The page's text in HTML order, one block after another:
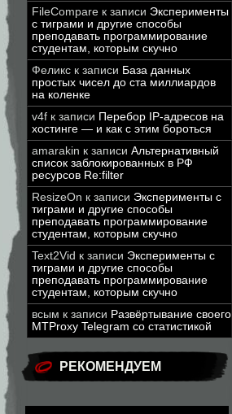
FileCompare к записи Эксперименты
с тиграми и другие способы
преподавать программирование
студентам, которым скучно
Феликс к записи База данных
простых чисел до ста миллиардов
на коленке
v4f к записи Перебор IP-адресов на
хостинге — и как с этим бороться
amarakin к записи Альтернативный
список заблокированных в РФ
ресурсов Re:filter
ResizeOn к записи Эксперименты с
тиграми и другие способы
преподавать программирование
студентам, которым скучно
Text2Vid к записи Эксперименты с
тиграми и другие способы
преподавать программирование
студентам, которым скучно
всым к записи Развёртывание своего
MTProxy Telegram со статистикой
РЕКОМЕНДУЕМ